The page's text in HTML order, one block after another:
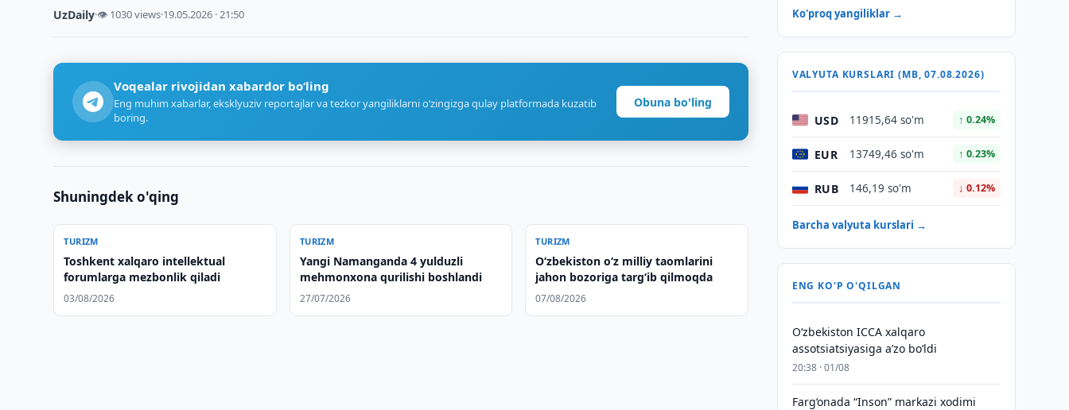
UzDaily·👁 1030 views·19.05.2026 · 21:50
Voqealar rivojidan xabardor bo‘ling
Eng muhim xabarlar, eksklyuziv reportajlar va tezkor yangiliklarni o‘zingizga qulay platformada kuzatib
boring.
Obuna bo'ling
Shuningdek o'qing
TURIZM
Toshkent xalqaro intellektual
forumlarga mezbonlik qiladi
03/08/2026
TURIZM
Yangi Namanganda 4 yulduzli
mehmonxona qurilishi boshlandi
27/07/2026
TURIZM
Oʻzbekiston oʻz milliy taomlarini
jahon bozoriga targʻib qilmoqda
07/08/2026
Ko'proq yangiliklar →
VALYUTA KURSLARI (MB, 07.08.2026)
USD 11915,64 so'm ↑ 0.24%
EUR 13749,46 so'm ↑ 0.23%
RUB 146,19 so'm ↓ 0.12%
Barcha valyuta kurslari →
ENG KO'P O'QILGAN
O‘zbekiston ICCA xalqaro
assotsiatsiyasiga aʼzo bo‘ldi
20:38 · 01/08
Farg‘onada “Inson” markazi xodimi